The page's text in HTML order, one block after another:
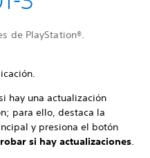
de PlayStation®.
hay una actualización
para ello, destaca la
y presiona el botón
si hay actualizaciones.